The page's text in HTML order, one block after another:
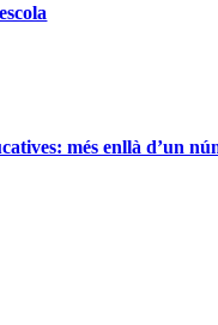
més enllà d’un